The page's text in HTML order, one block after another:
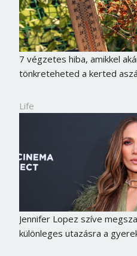
7 végzetes hiba, amikkel
tönkreteheted a kerted
Life
Jennifer Lopez szíve
különleges utazásra a